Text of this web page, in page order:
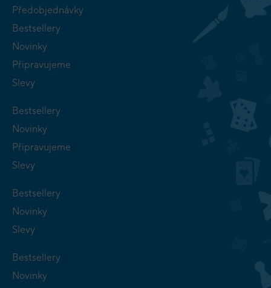
Předobjednávky
Bestsellery
Novinky
Připravujeme
Slevy
Bestsellery
Novinky
Připravujeme
Slevy
Bestsellery
Novinky
Slevy
Bestsellery
Novinky